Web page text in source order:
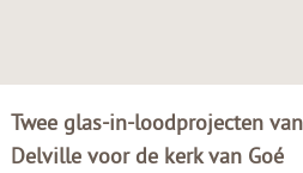
Twee glas-in-loodprojecten
Delville voor de kerk van Goé